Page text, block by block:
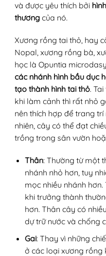
và được yêu thích bởi
thương của nó.
Xương rồng tai thỏ, hay
Nopal, xương rồng bà,
học là Opuntia
các nhánh hình bầu dục
tạo thành hình tai thỏ.
khi làm cảnh thì rất nhỏ
nên thích hợp để trang
nhiên, cây có thể đạt
trồng trong sân vườn
Thân: Thường từ một
nhánh nhỏ hơn, tuy
mọc nhiều nhánh
khi trưởng thành
hơn. Thân cây có
dự trữ nước và chống
Gai: Thay vì những
ở các loại xương rồng